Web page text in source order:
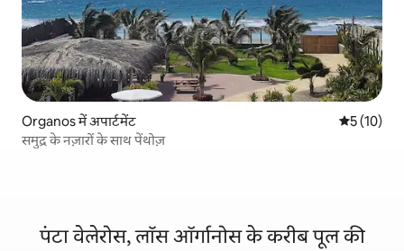
Organos में अपार्टमेंट औसत रेटिंग
5 (10)
समुद्र के नज़ारों के साथ पेंथोज़
पंटा वेलेरोस, लॉस ऑर्गानोस के करीब पूल की